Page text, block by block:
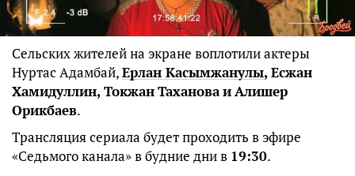
Сельских жителей на экране воплотили актеры
Нуртас Адамбай,Ерлан Касымжанулы, Есжан
Хамидуллин, ТокжанТахановаиАлишер
Орикбаев.
Трансляция сериала будет проходить в эфире
«Седьмого канала» в будние дни в 19:30.